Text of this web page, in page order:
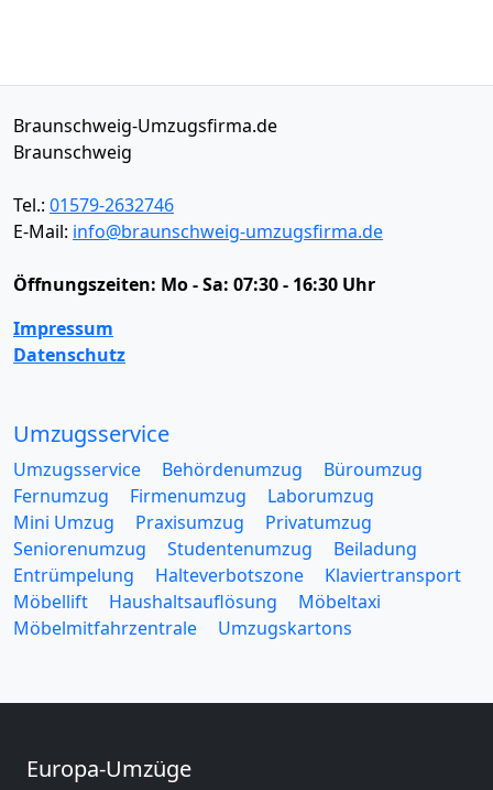
Braunschweig-Umzugsfirma.de
Braunschweig
Tel.: 01579-2632746
E-Mail: info@braunschweig-umzugsfirma.de
Öffnungszeiten: Mo - Sa: 07:30 - 16:30 Uhr
Impressum
Datenschutz
Umzugsservice
Umzugsservice Behördenumzug
Büroumzug
Fernumzug
Firmenumzug
Laborumzug
Mini Umzug
Praxisumzug
Privatumzug
Seniorenumzug
Studentenumzug
Beiladung
Entrümpelung
Halteverbotszone
Klaviertransport
Möbellift
Haushaltsauflösung
Möbeltaxi
Möbelmitfahrzentrale
Umzugskartons
Europa-Umzüge